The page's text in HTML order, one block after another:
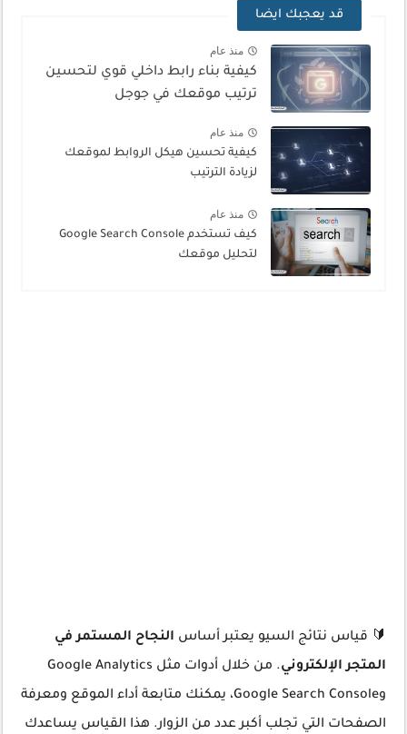
قد يعجبك ايضا
منذ عام
كيفية بناء رابط داخلي قوي لتحسين
ترتيب موقعك في جوجل
منذ عام
كيفية تحسين هيكل الروابط لموقعك
لزيادة الترتيب
منذ عام
كيف تستخدم Google Search Console
لتحليل موقعك
🔰 قياس نتائج السيو يعتبر أساس النجاح المستمر في
المتجر الإلكتروني
. من خلال أدوات مثل Google Analytics
وGoogle Search Console، يمكنك متابعة أداء الموقع ومعرفة
الصفحات التي تجلب أكبر عدد من الزوار. هذا القياس يساعدك